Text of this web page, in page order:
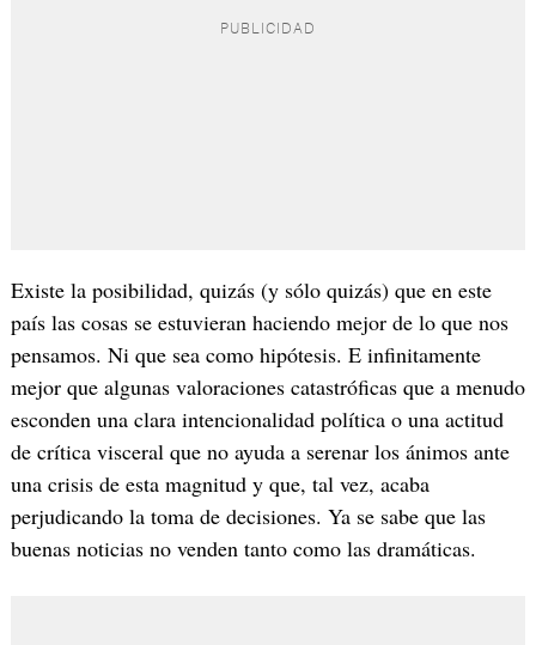
Existe la posibilidad, quizás (y sólo quizás) que en este
país las cosas se estuvieran haciendo mejor de lo que nos
pensamos. Ni que sea como hipótesis. E infinitamente
mejor que algunas valoraciones catastróficas que a menudo
esconden una clara intencionalidad política o una actitud
de crítica visceral que no ayuda a serenar los ánimos ante
una crisis de esta magnitud y que, tal vez, acaba
perjudicando la toma de decisiones. Ya se sabe que las
buenas noticias no venden tanto como las dramáticas.